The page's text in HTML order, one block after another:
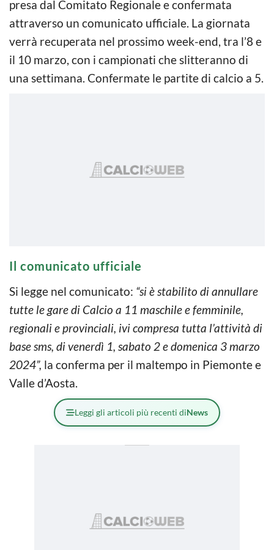
presa dal Comitato Regionale e confermata
attraverso un comunicato ufficiale. La giornata
verrà recuperata nel prossimo week-end, tra l’8 e
il 10 marzo, con i campionati che slitteranno di
una settimana. Confermate le partite di calcio a 5.
Il comunicato ufficiale
Si legge nel comunicato: “si è stabilito di annullare
tutte le gare di Calcio a 11 maschile e femminile,
regionali e provinciali, ivi compresa tutta l’attività di
base sms, di venerdì 1, sabato 2 e domenica 3 marzo
2024”, la conferma per il maltempo in Piemonte e
Valle d’Aosta.
Leggi gli articoli più recenti diNews